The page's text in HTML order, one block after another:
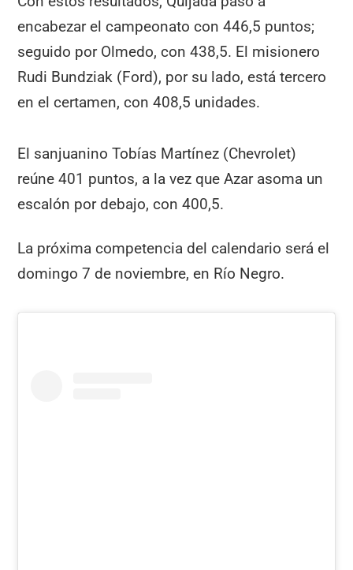
encabezar el campeonato con 446,5 puntos;
seguido por Olmedo, con 438,5. El misionero
Rudi Bundziak (Ford), por su lado, está tercero
en el certamen, con 408,5 unidades.
El sanjuanino Tobías Martínez (Chevrolet)
reúne 401 puntos, a la vez que Azar asoma un
escalón por debajo, con 400,5.
La próxima competencia del calendario será el
domingo 7 de noviembre, en Río Negro.